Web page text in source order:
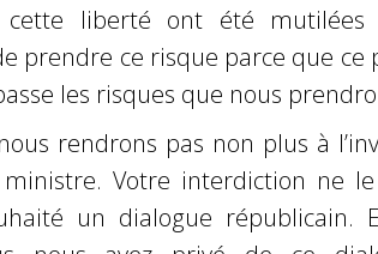
cette liberté ont été
prendre ce risque parce que ce
les risques que nous
rendrons pas non plus à
Votre interdiction ne
un dialogue républicain.